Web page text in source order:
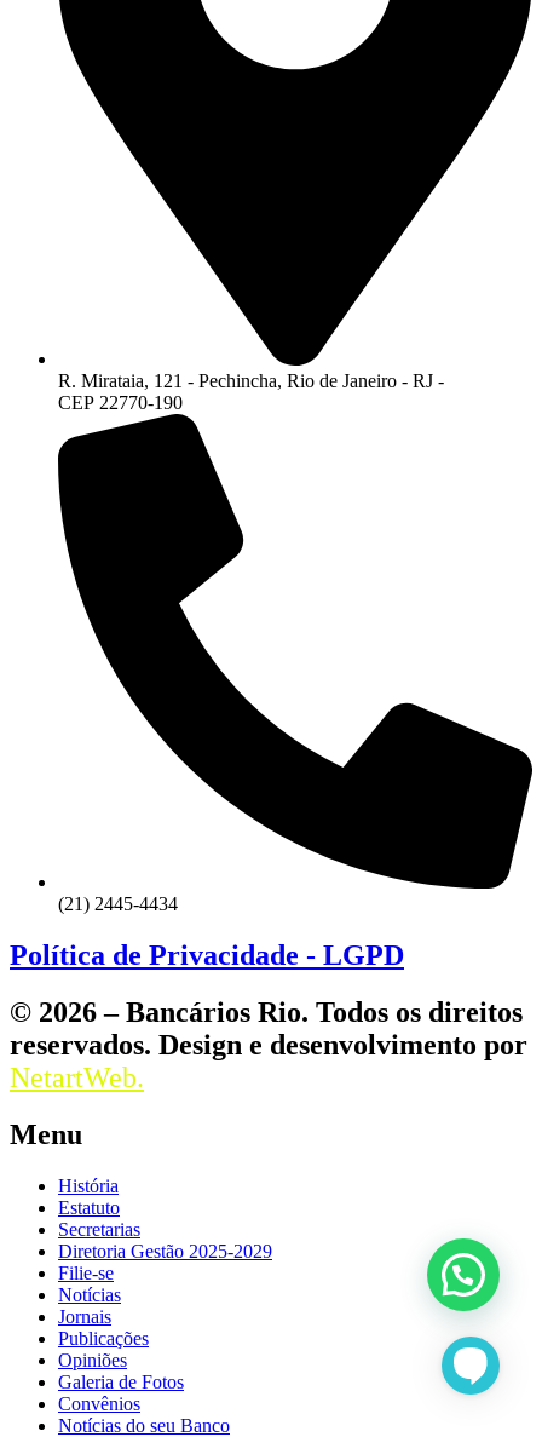
R. Mirataia, 121 - Pechincha, Rio de Janeiro - RJ -
CEP 22770-190
(21) 2445-4434
Política de Privacidade - LGPD
© 2026 – Bancários Rio. Todos os direitos
reservados. Design e desenvolvimento por
NetartWeb.
Menu
História
Estatuto
Secretarias
Diretoria Gestão 2025-2029
Filie-se
Notícias
Jornais
Publicações
Opiniões
Galeria de Fotos
Convênios
Notícias do seu Banco